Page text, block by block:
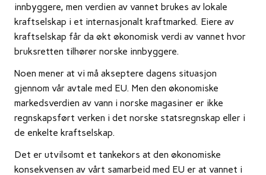
innbyggere, men verdien av vannet brukes av lokale
kraftselskap i et internasjonalt kraftmarked. Eiere av
kraftselskap får da økt økonomisk verdi av vannet hvor
bruksretten tilhører norske innbyggere.
Noen mener at vi må akseptere dagens situasjon
gjennom vår avtale med EU. Men den økonomiske
markedsverdien av vann i norske magasiner er ikke
regnskapsført verken i det norske statsregnskap eller i
de enkelte kraftselskap.
Det er utvilsomt et tankekors at den økonomiske
konsekvensen av vårt samarbeid med EU er at vannet i